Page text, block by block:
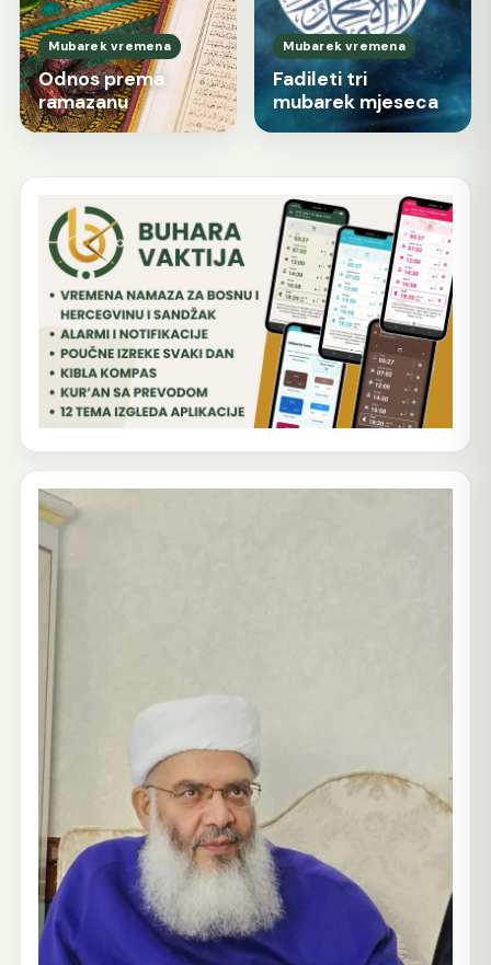
Mubarek vremena
Odnos prema
ramazanu
Mubarek vremena
Fadileti tri
mubarek mjeseca